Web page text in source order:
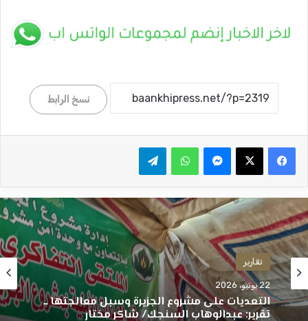
نسخ الرابط
واتساب
تقارير
22 يونيو، 2026
التعديات على مشروع الجزيرة وسبل معالجتها ــ
تقرير: عبدالوهاب السنجك/ شاكر مختار